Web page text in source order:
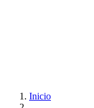
Inicio